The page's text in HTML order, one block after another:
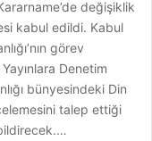
değişiklik
kabul edildi. Kabul
görev
Denetim
bünyesindeki Din
talep ettiği